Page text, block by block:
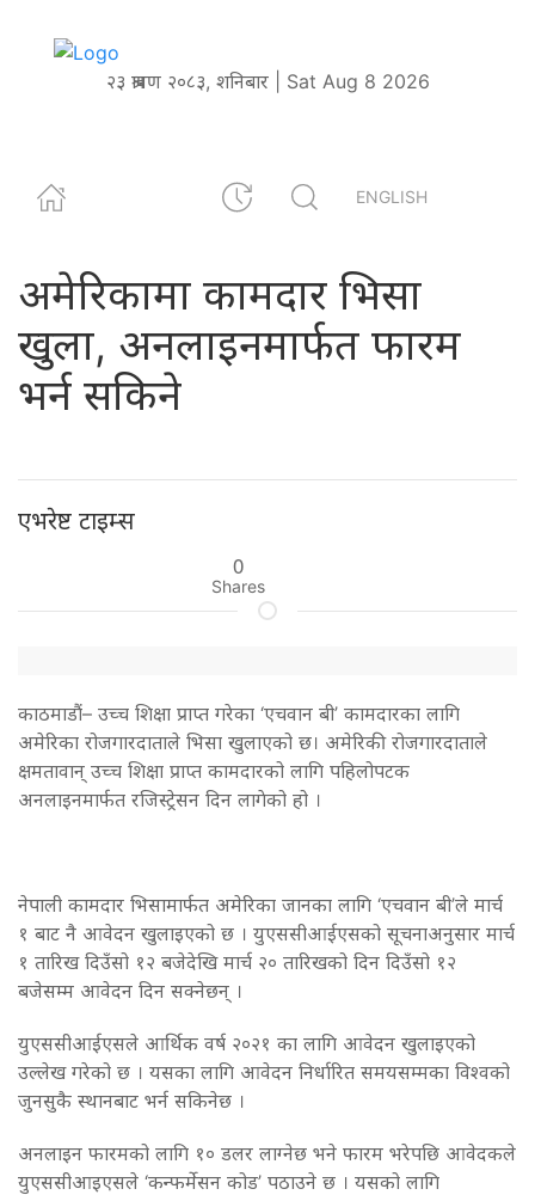
२३ श्रावण २०८३, शनिबार | Sat Aug 8 2026
ENGLISH
अमेरिकामा कामदार भिसा
खुला, अनलाइनमार्फत फारम
भर्न सकिने
एभरेष्ट टाइम्स
0
Shares
काठमाडाैं– उच्च शिक्षा प्राप्त गरेका ‘एचवान बी’ कामदारका लागि
अमेरिका रोजगारदाताले भिसा खुलाएको छ। अमेरिकी रोजगारदाताले
क्षमतावान् उच्च शिक्षा प्राप्त कामदारको लागि पहिलोपटक
अनलाइनमार्फत रजिस्ट्रेसन दिन लागेको हो ।
नेपाली कामदार भिसामार्फत अमेरिका जानका लागि ‘एचवान बी’ले मार्च
१ बाट नै आवेदन खुलाइएको छ । युएससीआईएसको सूचनाअनुसार मार्च
१ तारिख दिउँसो १२ बजेदेखि मार्च २० तारिखको दिन दिउँसो १२
बजेसम्म आवेदन दिन सक्नेछन् ।
युएससीआईएसले आर्थिक वर्ष २०२१ का लागि आवेदन खुलाइएको
उल्लेख गरेको छ । यसका लागि आवेदन निर्धारित समयसम्मका विश्वको
जुनसुकै स्थानबाट भर्न सकिनेछ ।
अनलाइन फारमको लागि १० डलर लाग्नेछ भने फारम भरेपछि आवेदकले
युएससीआइएसले ‘कन्फर्मेसन कोड’ पठाउने छ । यसको लागि